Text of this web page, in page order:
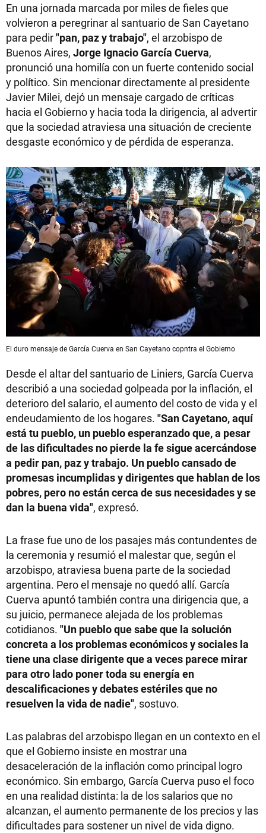
En una jornada marcada por miles de fieles que
volvieron a peregrinar al santuario de San Cayetano
para pedir"pan, paz y trabajo", el arzobispo de
Buenos Aires, Jorge Ignacio García Cuerva,
pronunció una homilía con un fuerte contenido social
y político. Sin mencionar directamente al presidente
Javier Milei, dejó un mensaje cargado de críticas
hacia el Gobierno y hacia toda la dirigencia, al advertir
que la sociedad atraviesa una situación de creciente
desgaste económico y de pérdida de esperanza.
El duro mensaje de García Cuerva en San Cayetano copntra el Gobierno
Desde el altar del santuario de Liniers, García Cuerva
describió a una sociedad golpeada por la inflación, el
deterioro del salario, el aumento del costo de vida y el
endeudamiento de los hogares. "San Cayetano, aquí
está tu pueblo, un pueblo esperanzado que, a pesar
de las dificultades no pierde la fe sigue acercándose
a pedir pan, paz y trabajo. Un pueblo cansado de
promesas incumplidas y dirigentes que hablan de los
pobres, pero no están cerca de sus necesidades y se
dan la buena vida", expresó.
La frase fue uno de los pasajes más contundentes de
la ceremonia y resumió el malestar que, según el
arzobispo, atraviesa buena parte de la sociedad
argentina. Pero el mensaje no quedó allí. García
Cuerva apuntó también contra una dirigencia que, a
su juicio, permanece alejada de los problemas
cotidianos. "Un pueblo que sabe que la solución
concreta a los problemas económicos y sociales la
tiene una clase dirigente que a veces parece mirar
para otro lado poner toda su energía en
descalificaciones y debates estériles que no
resuelven la vida de nadie", sostuvo.
Las palabras del arzobispo llegan en un contexto en el
que el Gobierno insiste en mostrar una
desaceleración de la inflación como principal logro
económico. Sin embargo, García Cuerva puso el foco
en una realidad distinta: la de los salarios que no
alcanzan, el aumento permanente de los precios y las
dificultades para sostener un nivel de vida digno.